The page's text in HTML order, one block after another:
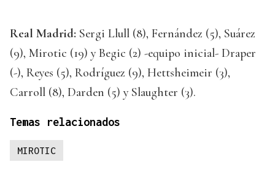
Real Madrid: Sergi Llull (8), Fernández (5), Suárez
(9), Mirotic (19) y Begic (2) -equipo inicial- Draper
(-), Reyes (5), Rodríguez (9), Hettsheimeir (3),
Carroll (8), Darden (5) y Slaughter (3).
Temas relacionados
MIROTIC